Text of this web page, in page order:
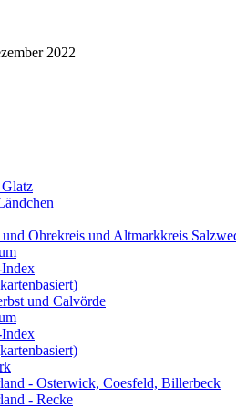
2022
Ohrekreis und Altmarkkreis
Index
und Calvörde
Index
- Osterwick, Coesfeld, Billerbeck
- Recke